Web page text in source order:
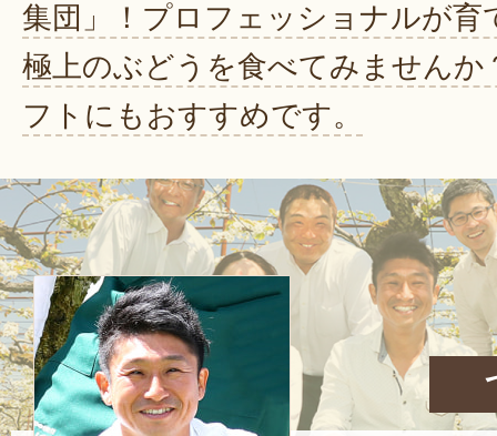
集団」！プロフェッショナルが育
極上のぶどうを食べてみませんか
フトにもおすすめです。